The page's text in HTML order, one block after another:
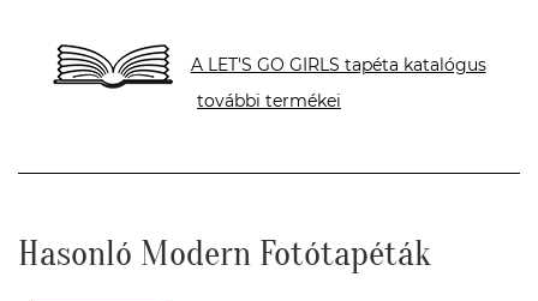
A LET'S GO GIRLS tapéta katalógus
további termékei
Hasonló Modern Fotótapéták